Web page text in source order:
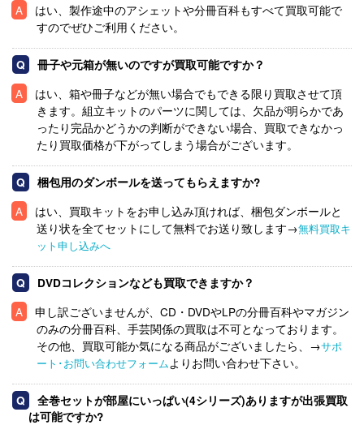
はい、製作途中のアシェットや分冊百科もすべて買取可能で
すのでぜひご利用ください。
冊子や元箱が無いのですが買取可能ですか？
はい、箱や冊子などが無い場合でもできる限り買取させて頂
きます。組立キットのパーツに関しては、欠品が明らかであ
ったり完品かどうかの判断ができない場合、買取できなかっ
たり買取価格が下がってしまう場合がございます。
梱包用のダンボールを送ってもらえますか?
はい、買取キットをお申し込み頂ければ、梱包ダンボールと
送り状を全てセットにして無料でお送り致します→無料買取キ
ット申し込みへ
DVDコレクションなども買取できますか？
申し訳ございませんが、CD・DVDやLPの分冊百科やマガジン
のみの分冊百科、手芸関係の買取は不可となっております。
その他、買取可能か気になる商品がございましたら、→サポ
ート･お問い合わせフォームよりお問い合わせ下さい。
全巻セットが部屋にいっぱい(4シリーズ)ありますが出張買取
は可能ですか?